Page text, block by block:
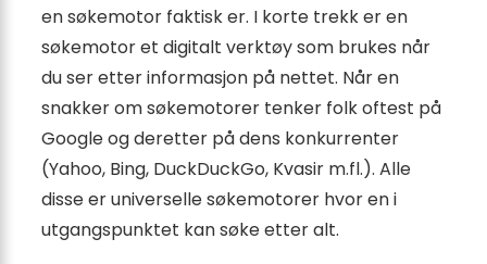
en søkemotor faktisk er. I korte trekk er en
søkemotor et digitalt verktøy som brukes når
du ser etter informasjon på nettet. Når en
snakker om søkemotorer tenker folk oftest på
Google og deretter på dens konkurrenter
(Yahoo, Bing, DuckDuckGo, Kvasir m.fl.). Alle
disse er universelle søkemotorer hvor en i
utgangspunktet kan søke etter alt.